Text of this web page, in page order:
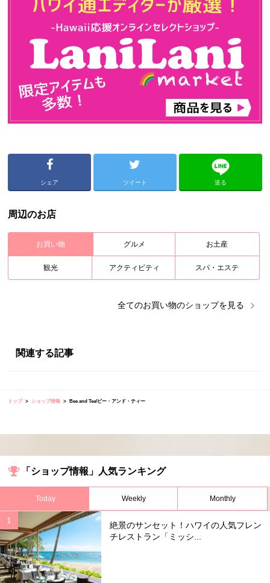
シェア ツイート 送る
周辺のお店
お買い物 グルメ お土産
観光 アクティビティ スパ・エステ
全てのお買い物のショップを見る
関連する記事
トップ ショップ情報 Bee and Tea/ビー・アンド・ティー
「ショップ情報」人気ランキング
Today Weekly Monthly
絶景のサンセット！ハワイの人気フレン
チレストラン「ミッシ...